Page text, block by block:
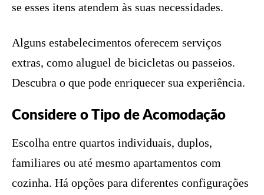
se esses itens atendem às suas necessidades.
Alguns estabelecimentos oferecem serviços
extras, como aluguel de bicicletas ou passeios.
Descubra o que pode enriquecer sua experiência.
Considere o Tipo de Acomodação
Escolha entre quartos individuais, duplos,
familiares ou até mesmo apartamentos com
cozinha. Há opções para diferentes configurações